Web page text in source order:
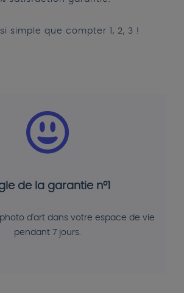
simple que compter 1, 2, 3 !
de la garantie n°1
photo d'art dans votre espace de vie
pendant 7 jours.